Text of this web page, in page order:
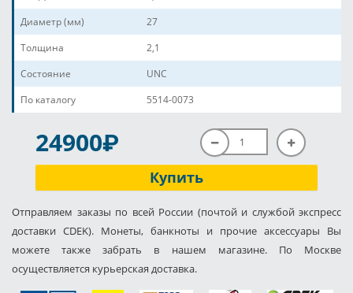
Диаметр (мм)
27
Толщина
2,1
Состояние
UNC
По каталогу
5514-0073
24900P
Купить
Отправляем заказы по всей России (почтой и службой экспресс
доставки CDEK). Монеты, банкноты и прочие аксессуары Вы
можете также забрать в нашем магазине. По Москве
осуществляется курьерская доставка.